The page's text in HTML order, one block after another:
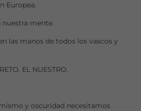
Europea.
nuestra mente.
las manos de todos los vascos y
EL NUESTRO.
y oscuridad necesitamos